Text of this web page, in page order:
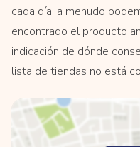
cada día, a menudo
encontrado el producto
indicación de dónde
lista de tiendas no está